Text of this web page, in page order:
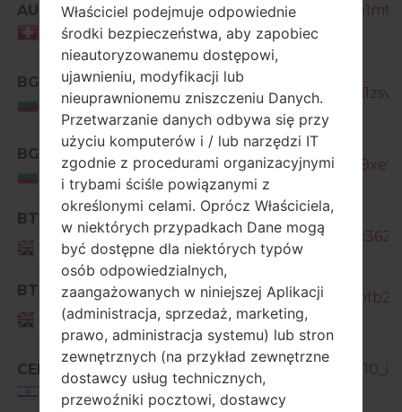
AUT
Switzerland
GT-
BGL
Bulgaria
GT-
BGL
Bulgaria
GT-
BTU
United
Kingdom
GT-
BTU
United
Kingdom
GT-
CEL
GT-
Właściciel podejmuje odpowiednie
środki bezpieczeństwa, aby zapobiec
nieautoryzowanemu dostępowi,
ujawnieniu, modyfikacji lub
nieuprawnionemu zniszczeniu Danych.
Przetwarzanie danych odbywa się przy
użyciu komputerów i / lub narzędzi IT
zgodnie z procedurami organizacyjnymi
i trybami ściśle powiązanymi z
określonymi celami. Oprócz Właściciela,
w niektórych przypadkach Dane mogą
być dostępne dla niektórych typów
osób odpowiedzialnych,
zaangażowanych w niniejszej Aplikacji
(administracja, sprzedaż, marketing,
prawo, administracja systemu) lub stron
zewnętrznych (na przykład zewnętrzne
dostawcy usług technicznych,
przewoźniki pocztowi, dostawcy